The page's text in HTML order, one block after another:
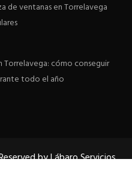
de ventanas en Torrelavega
Torrelavega: cómo conseguir
todo el año
by Lábaro Servicios